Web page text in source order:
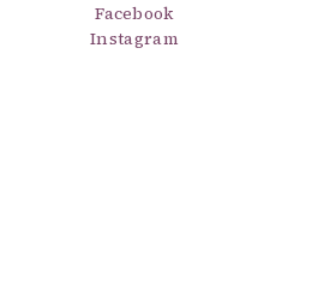
Facebook
Instagram